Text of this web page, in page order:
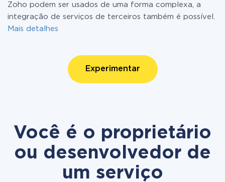
Zoho podem ser usados de uma forma complexa, a
integração de serviços de terceiros também é possível.
Mais detalhes
Experimentar
Você é o proprietário
ou desenvolvedor de
um serviço